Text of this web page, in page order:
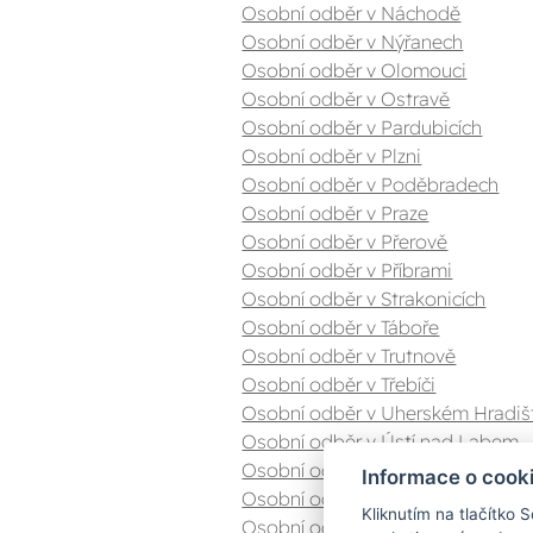
Osobní odběr v Náchodě
Osobní odběr v Nýřanech
Osobní odběr v Olomouci
Osobní odběr v Ostravě
Osobní odběr v Pardubicích
Osobní odběr v Plzni
Osobní odběr v Poděbradech
Osobní odběr v Praze
Osobní odběr v Přerově
Osobní odběr v Příbrami
Osobní odběr v Strakonicích
Osobní odběr v Táboře
Osobní odběr v Trutnově
Osobní odběr v Třebíči
Osobní odběr v Uherském
Osobní odběr v Ústí nad Labem
Osobní odběr v Valašském
Osobní odběr v Zlíně
Osobní odběr v Znojmě
Informace o
Kliknutím na tlačítko